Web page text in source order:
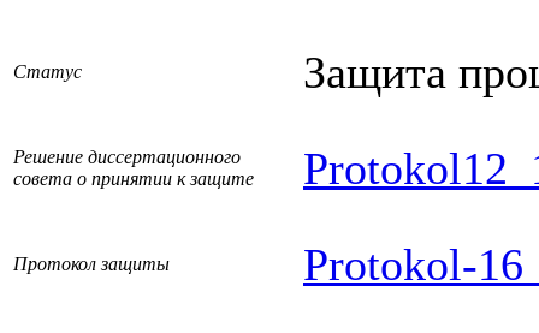
Статус Защита
Решение диссертационного
совета о принятии к защите
Протокол защиты Protokol-